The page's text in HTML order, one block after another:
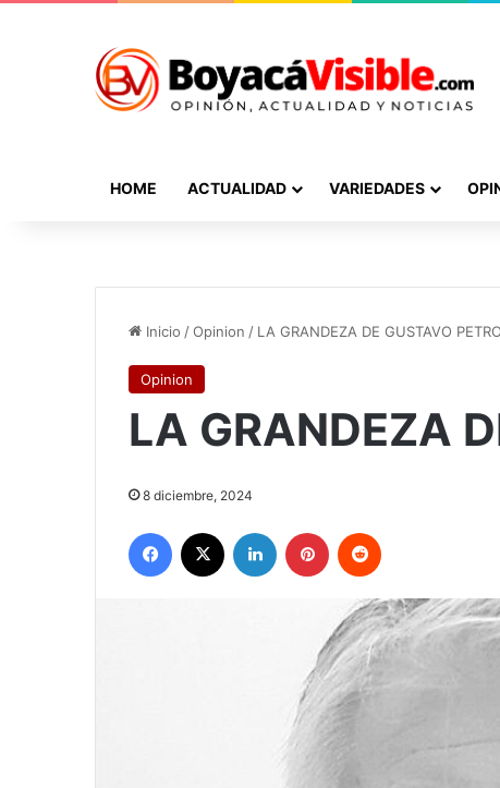
HOME ACTUALIDAD VARIEDADES
Inicio /Opinion / LA GRANDEZA DE GUSTAVO PETRO
Opinion
LA GRANDEZA
8 diciembre, 2024
Facebook LinkedIn Pinterest